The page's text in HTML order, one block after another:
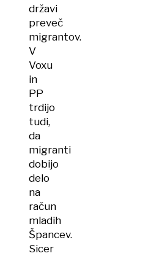
državi
preveč
migrantov.
V
Voxu
in
PP
trdijo
tudi,
da
migranti
dobijo
delo
na
račun
mladih
Špancev.
Sicer